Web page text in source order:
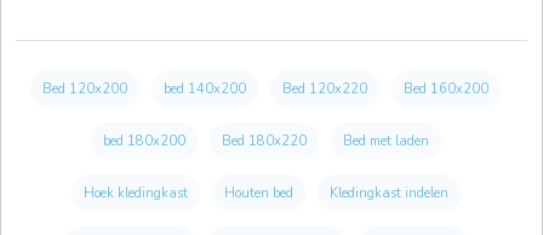
Bed 120x200 bed 140x200 Bed 120x220 Bed 160x200
bed 180x200 Bed 180x220 Bed met laden
Hoek kledingkast Houten bed Kledingkast indelen